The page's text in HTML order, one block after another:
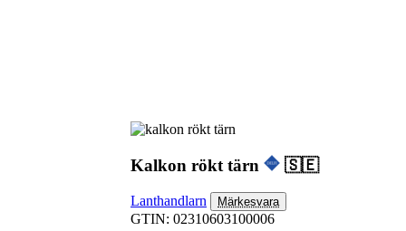
Kalkon rökt tärn 🇸🇪
Lanthandlarn Märkesvara
GTIN: 02310603100006